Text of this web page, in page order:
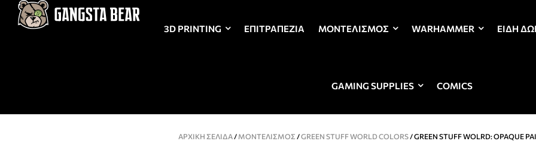
3D PRINTING ΕΠΙΤΡΑΠΈΖΙΑ ΜΟΝΤΕΛΙΣΜΌΣ WARHAMMER ΕΊΔΗ
GAMING SUPPLIES COMICS
ΑΡΧΙΚΉ ΣΕΛΊΔΑ/ ΜΟΝΤΕΛΙΣΜΌΣ /GREEN STUFF WORLD COLORS/ GREEN STUFF WOLRD: OPAQUE